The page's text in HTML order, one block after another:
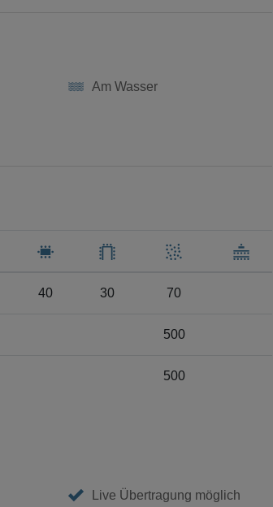
Am Wasser
40 30 70
500
500
Live Übertragung möglich